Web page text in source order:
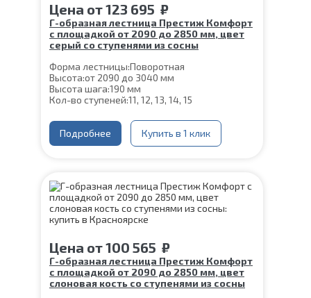
Цена от123 695 ₽
Г-образная лестница Престиж Комфорт
с площадкой от 2090 до 2850 мм, цвет
серый со ступенями из сосны
Форма лестницы:Поворотная
Высота:от 2090 до 3040 мм
Высота шага:190 мм
Кол-во ступеней:11, 12, 13, 14, 15
Глубина ступени:
300 мм
Конструкция: На монокосоуре
Материал каркаса:Сталь
Угол наклона: 39°
Срок гарантии (на металлокаркас):25 лет
Подробнее Купить в 1 клик
Цена от100 565 ₽
Г-образная лестница Престиж Комфорт
с площадкой от 2090 до 2850 мм, цвет
слоновая кость со ступенями из сосны